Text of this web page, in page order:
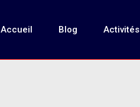
Accueil Blog Activités